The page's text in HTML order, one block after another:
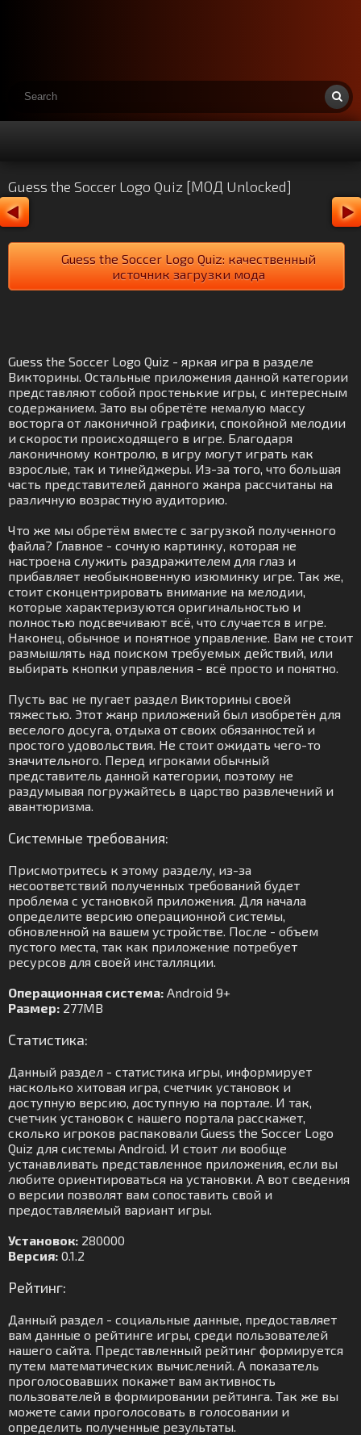
Guess the Soccer Logo Quiz [МОД Unlocked]
Guess the Soccer Logo Quiz: качественный
источник загрузки мода
Guess the Soccer Logo Quiz - яркая игра в разделе
Викторины. Остальные приложения данной категории
представляют собой простенькие игры, с интересным
содержанием. Зато вы обретёте немалую массу
восторга от лаконичной графики, спокойной мелодии
и скорости происходящего в игре. Благодаря
лаконичному контролю, в игру могут играть как
взрослые, так и тинейджеры. Из-за того, что большая
часть представителей данного жанра рассчитаны на
различную возрастную аудиторию.
Что же мы обретём вместе с загрузкой полученного
файла? Главное - сочную картинку, которая не
настроена служить раздражителем для глаз и
прибавляет необыкновенную изюминку игре. Так же,
стоит сконцентрировать внимание на мелодии,
которые характеризуются оригинальностью и
полностью подсвечивают всё, что случается в игре.
Наконец, обычное и понятное управление. Вам не стоит
размышлять над поиском требуемых действий, или
выбирать кнопки управления - всё просто и понятно.
Пусть вас не пугает раздел Викторины своей
тяжестью. Этот жанр приложений был изобретён для
веселого досуга, отдыха от своих обязанностей и
простого удовольствия. Не стоит ожидать чего-то
значительного. Перед игроками обычный
представитель данной категории, поэтому не
раздумывая погружайтесь в царство развлечений и
авантюризма.
Системные требования:
Присмотритесь к этому разделу, из-за
несоответствий полученных требований будет
проблема с установкой приложения. Для начала
определите версию операционной системы,
обновленной на вашем устройстве. После - объем
пустого места, так как приложение потребует
ресурсов для своей инсталляции.
Операционная система: Android 9+
Размер: 277MB
Статистика:
Данный раздел - статистика игры, информирует
насколько хитовая игра, счетчик установок и
доступную версию, доступную на портале. И так,
счетчик установок с нашего портала расскажет,
сколько игроков распаковали Guess the Soccer Logo
Quiz для системы Android. И стоит ли вообще
устанавливать представленное приложения, если вы
любите ориентироваться на установки. А вот сведения
о версии позволят вам сопоставить свой и
предоставляемый вариант игры.
Установок: 280000
Версия: 0.1.2
Рейтинг:
Данный раздел - социальные данные, предоставляет
вам данные о рейтинге игры, среди пользователей
нашего сайта. Представленный рейтинг формируется
путем математических вычислений. А показатель
проголосовавших покажет вам активность
пользователей в формировании рейтинга. Так же вы
можете сами проголосовать в голосовании и
определить полученные результаты.